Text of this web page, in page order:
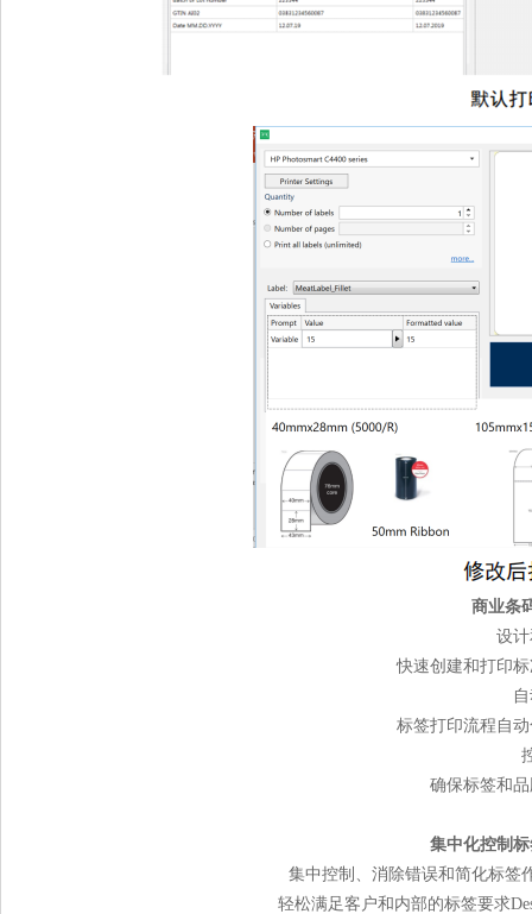
商业条
设
快速创建和打印
标签打印流程自
确保标签和
集中化控制
集中控制、消除错误和简化标签
轻松满足客户和内部的标签要求